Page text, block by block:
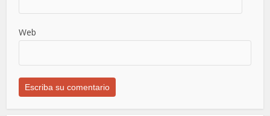
Web